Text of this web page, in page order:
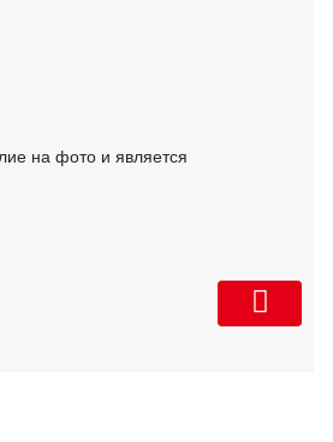
на фото и является